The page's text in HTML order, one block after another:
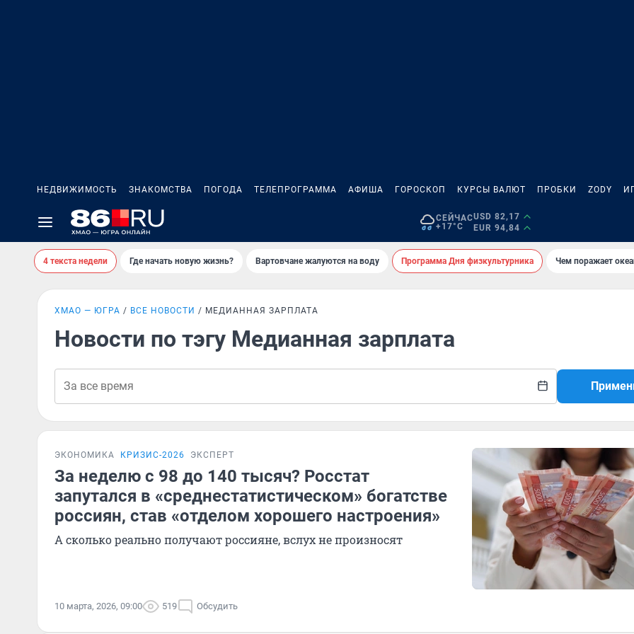
НЕДВИЖИМОСТЬ ЗНАКОМСТВА ПОГОДА ТЕЛЕПРОГРАММА АФИША ГОРОСКОП КУРСЫ ВАЛЮТ ПРОБКИ ZODY
СЕЙЧАС
+17°C
USD 82,17
EUR 94,84
4 текста недели Где начать новую жизнь? Вартовчане жалуются на воду Программа Дня физкультурника Чем поражает
ХМАО — ЮГРА ВСЕ НОВОСТИ МЕДИАННАЯ ЗАРПЛАТА
Новости по тэгу Медианная зарплата
ЭКОНОМИКА КРИЗИС-2026 ЭКСПЕРТ
За неделю с 98 до 140 тысяч? Росстат
запутался в «среднестатистическом» богатстве
россиян, став «отделом хорошего настроения»
А сколько реально получают россияне, вслух не произносят
10 марта, 2026, 09:00 519 Обсудить